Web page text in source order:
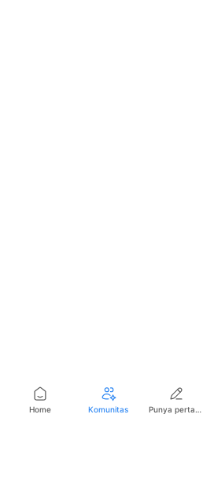
Home Komunitas Punya pertanyaan seputar kesehatan?